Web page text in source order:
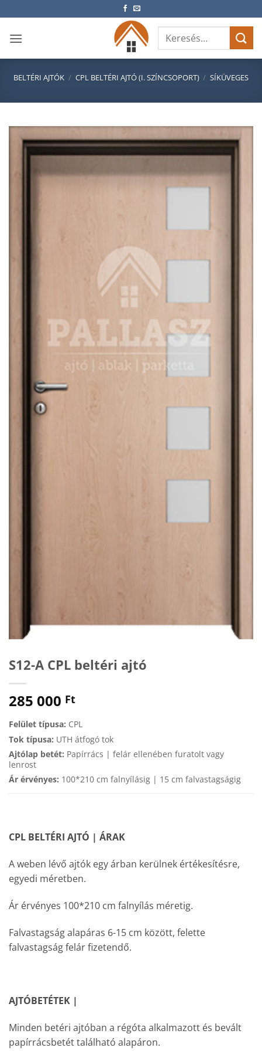
to
content
Keresés
következőre:
BELTÉRI AJTÓK / CPL BELTÉRI AJTÓ (I. SZÍNCSOPORT) / SÍKÜVEGES
S12-A CPL beltéri ajtó
285 000 Ft
Felület típusa: CPL
Tok típusa: UTH átfogó tok
Ajtólap betét: Papírrács | felár ellenében furatolt vagy
lenrost
Ár érvényes: 100*210 cm falnyílásig | 15 cm falvastagságig
CPL BELTÉRI AJTÓ | ÁRAK
A weben lévő ajtók egy árban kerülnek értékesítésre,
egyedi méretben.
Ár érvényes 100*210 cm falnyílás méretig.
Falvastagság alapáras 6-15 cm között, felette
falvastagság felár fizetendő.
AJTÓBETÉTEK |
Minden betéri ajtóban a régóta alkalmazott és bevált
papírrácsbetét található alapáron.